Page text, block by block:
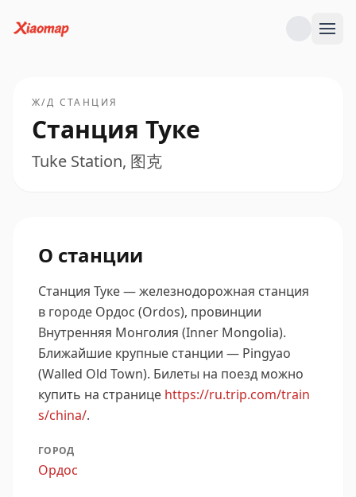
Ж/Д СТАНЦИЯ
Станция Туке
Tuke Station, 图克
О станции
Станция Туке — железнодорожная станция
в городе Ордос (Ordos), провинции
Внутренняя Монголия (Inner Mongolia).
Ближайшие крупные станции — Pingyao
(Walled Old Town). Билеты на поезд можно
купить на странице https://ru.trip.com/train
s/china/.
ГОРОД
Ордос